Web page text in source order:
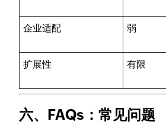
企业适配 弱
扩展性 有限
六、FAQs：常见问题